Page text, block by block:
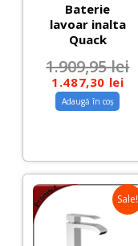
Baterie
lavoar inalta
Quack
1.909,95lei
1.487,30 lei
Adaugă în coș
Sale!